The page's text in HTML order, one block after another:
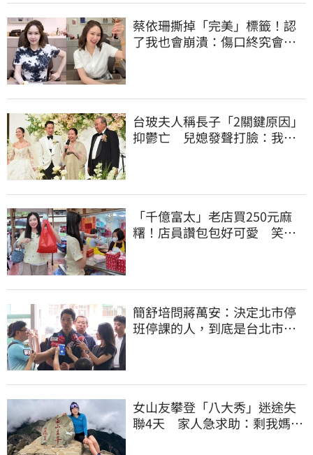
蔡依珊撕掉「完美」標籤！認
了我也會崩潰：傷口終究會癒
台玻夫人稱長子「2關鍵原因」
抑鬱亡 兒媳發聲打臉：我從
「千億富太」老店買250元麻
糬！店員讚包包好可愛 笑
簡舒培問蔣萬安：決定北市停
班停課的人，到底是台北市
女山友攀登「八大秀」迷途失
聯4天 家人急求助：剩我媽還